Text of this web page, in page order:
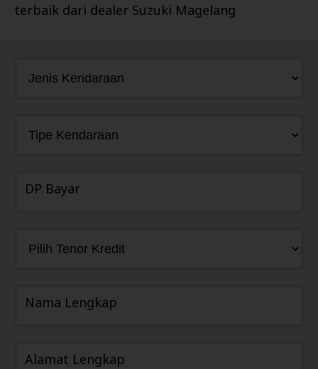
terbaik dari dealer Suzuki Magelang
DP Bayar
Nama Lengkap
Alamat Lengkap